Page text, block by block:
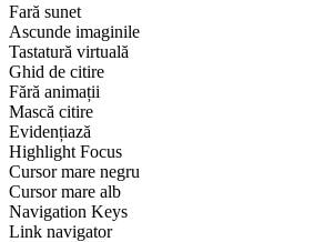
Fară sunet
Ascunde imaginile
Tastatură virtuală
Ghid de citire
Fără animații
Mască citire
Evidențiază
Highlight Focus
Cursor mare negru
Cursor mare alb
Navigation Keys
Link navigator